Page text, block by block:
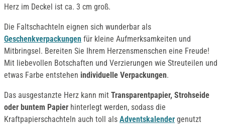
Herz im Deckel ist ca. 3 cm groß.
Die Faltschachteln eignen sich wunderbar als
Geschenkverpackungen für kleine Aufmerksamkeiten und
Mitbringsel. Bereiten Sie Ihrem Herzensmenschen eine Freude!
Mit liebevollen Botschaften und Verzierungen wie Streuteilen und
etwas Farbe entstehen individuelle Verpackungen.
Das ausgestanzte Herz kann mit Transparentpapier, Strohseide
oder buntem Papier hinterlegt werden, sodass die
Kraftpapierschachteln auch toll als Adventskalender genutzt